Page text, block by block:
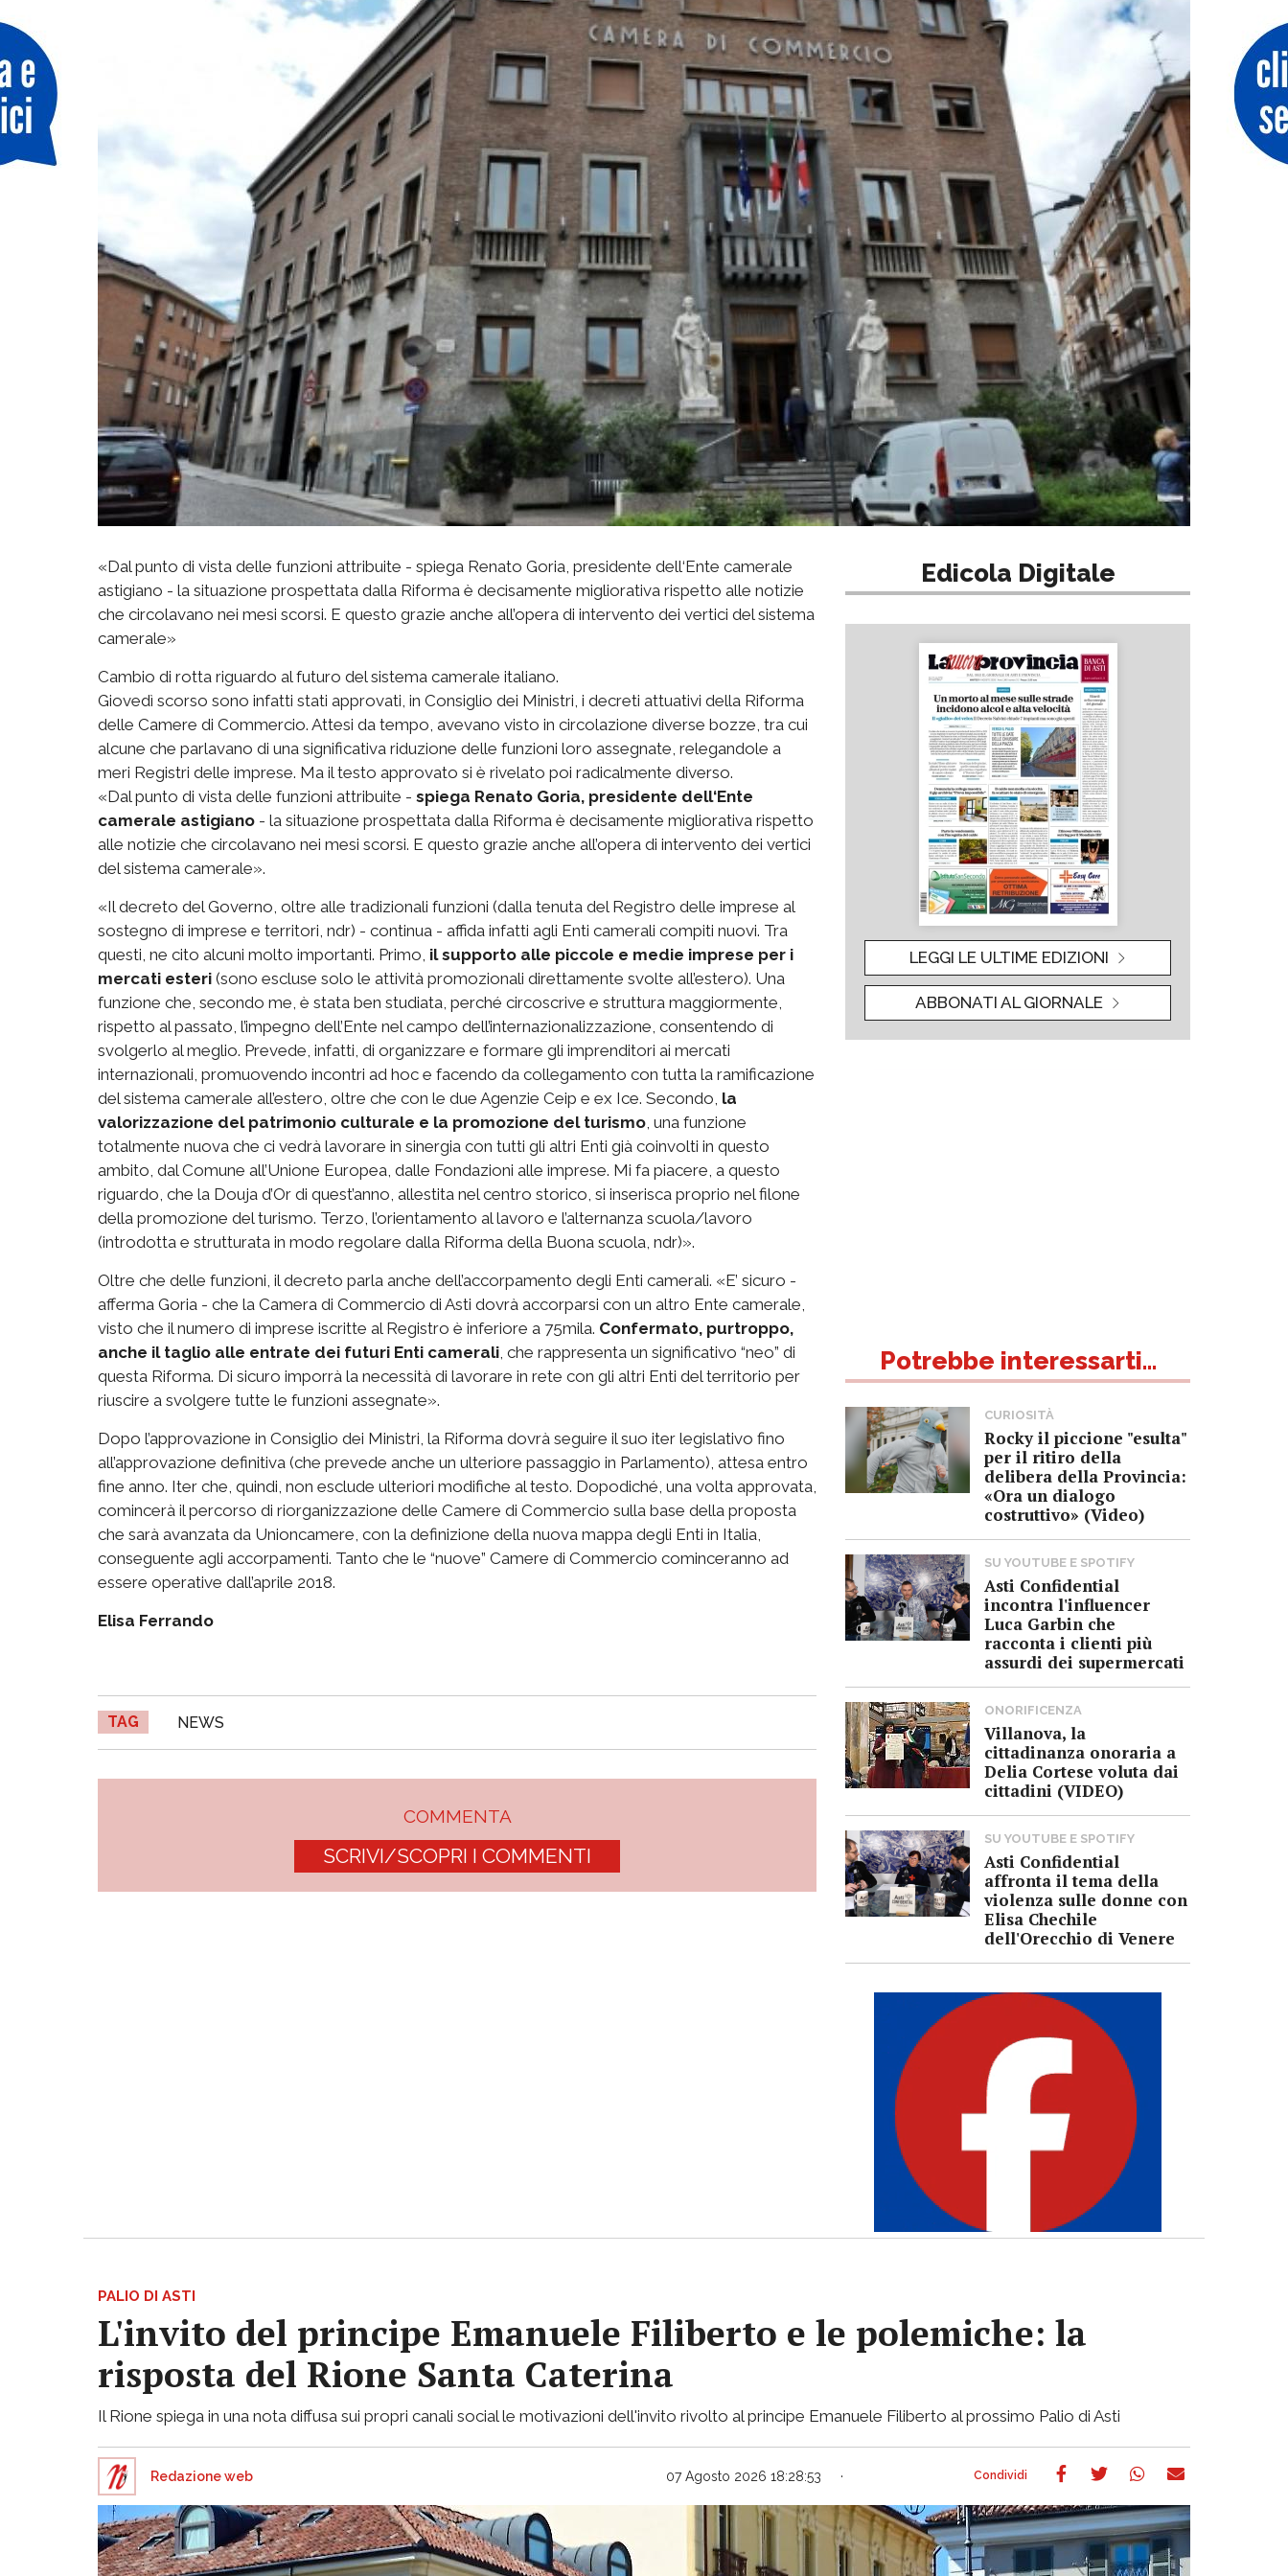
«Dal punto di vista delle funzioni attribuite - spiega Renato Goria, presidente dell‘Ente camerale
astigiano - la situazione prospettata dalla Riforma è decisamente migliorativa rispetto alle notizie
che circolavano nei mesi scorsi. E questo grazie anche all’opera di intervento dei vertici del sistema
camerale»
Cambio di rotta riguardo al futuro del sistema camerale italiano.
Giovedì scorso sono infatti stati approvati, in Consiglio dei Ministri, i decreti attuativi della Riforma
delle Camere di Commercio. Attesi da tempo, avevano visto in circolazione diverse bozze, tra cui
alcune che parlavano di una significativa riduzione delle funzioni loro assegnate, relegandole a
meri Registri delle imprese. Ma il testo approvato si è rivelato poi radicalmente diverso.
«Dal punto di vista delle funzioni attribuite - spiega Renato Goria, presidente dell‘Ente
camerale astigiano - la situazione prospettata dalla Riforma è decisamente migliorativa rispetto
alle notizie che circolavano nei mesi scorsi. E questo grazie anche all’opera di intervento dei vertici
del sistema camerale».
«Il decreto del Governo, oltre alle tradizionali funzioni (dalla tenuta del Registro delle imprese al
sostegno di imprese e territori, ndr) - continua - affida infatti agli Enti camerali compiti nuovi. Tra
questi, ne cito alcuni molto importanti. Primo, il supporto alle piccole e medie imprese per i
mercati esteri (sono escluse solo le attività promozionali direttamente svolte all’estero). Una
funzione che, secondo me, è stata ben studiata, perché circoscrive e struttura maggiormente,
rispetto al passato, l’impegno dell’Ente nel campo dell’internazionalizzazione, consentendo di
svolgerlo al meglio. Prevede, infatti, di organizzare e formare gli imprenditori ai mercati
internazionali, promuovendo incontri ad hoc e facendo da collegamento con tutta la ramificazione
del sistema camerale all’estero, oltre che con le due Agenzie Ceip e ex Ice. Secondo, la
valorizzazione del patrimonio culturale e la promozione del turismo , una funzione
totalmente nuova che ci vedrà lavorare in sinergia con tutti gli altri Enti già coinvolti in questo
ambito, dal Comune all’Unione Europea, dalle Fondazioni alle imprese. Mi fa piacere, a questo
riguardo, che la Douja d’Or di quest’anno, allestita nel centro storico, si inserisca proprio nel filone
della promozione del turismo. Terzo, l’orientamento al lavoro e l’alternanza scuola/lavoro
(introdotta e strutturata in modo regolare dalla Riforma della Buona scuola, ndr)».
Oltre che delle funzioni, il decreto parla anche dell’accorpamento degli Enti camerali. «E’ sicuro -
afferma Goria - che la Camera di Commercio di Asti dovrà accorparsi con un altro Ente camerale,
visto che il numero di imprese iscritte al Registro è inferiore a 75mila. Confermato, purtroppo,
anche il taglio alle entrate dei futuri Enti camerali , che rappresenta un significativo “neo” di
questa Riforma. Di sicuro imporrà la necessità di lavorare in rete con gli altri Enti del territorio per
riuscire a svolgere tutte le funzioni assegnate».
Dopo l’approvazione in Consiglio dei Ministri, la Riforma dovrà seguire il suo iter legislativo fino
all’approvazione definitiva (che prevede anche un ulteriore passaggio in Parlamento), attesa entro
fine anno. Iter che, quindi, non esclude ulteriori modifiche al testo. Dopodiché, una volta approvata,
comincerà il percorso di riorganizzazione delle Camere di Commercio sulla base della proposta
che sarà avanzata da Unioncamere, con la definizione della nuova mappa degli Enti in Italia,
conseguente agli accorpamenti. Tanto che le “nuove” Camere di Commercio cominceranno ad
essere operative dall’aprile 2018.
Elisa Ferrando
TAG NEWS
COMMENTA
SCRIVI/SCOPRI I COMMENTI
Edicola Digitale
LEGGI LE ULTIME EDIZIONI
ABBONATI AL GIORNALE
Potrebbe interessarti...
CURIOSITÀ
Rocky il piccione "esulta"
per il ritiro della
delibera della Provincia:
«Ora un dialogo
costruttivo» (Video)
SU YOUTUBE E SPOTIFY
Asti Confidential
incontra l'influencer
Luca Garbin che
racconta i clienti più
assurdi dei supermercati
ONORIFICENZA
Villanova, la
cittadinanza onoraria a
Delia Cortese voluta dai
cittadini (VIDEO)
SU YOUTUBE E SPOTIFY
Asti Confidential
affronta il tema della
violenza sulle donne con
Elisa Chechile
dell'Orecchio di Venere
PALIO DI ASTI
L'invito del principe Emanuele Filiberto e le polemiche: la
risposta del Rione Santa Caterina
Il Rione spiega in una nota diffusa sui propri canali social le motivazioni dell'invito rivolto al principe Emanuele Filiberto al prossimo Palio di Asti
Redazione web 07 Agosto 2026 18:28:53